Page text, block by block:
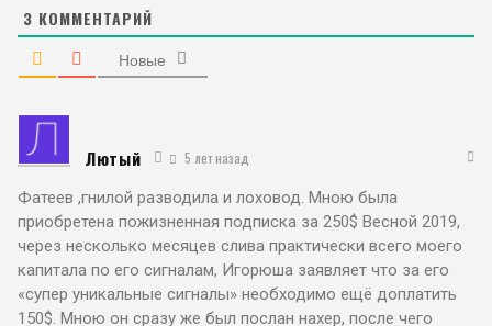
3 КОММЕНТАРИЙ
Новые
Лютый 5 лет назад
Фатеев ,гнилой разводила и лоховод. Мною была
приобретена пожизненная подписка за 250$ Весной 2019,
через несколько месяцев слива практически всего моего
капитала по его сигналам, Игорюша заявляет что за его
«супер уникальные сигналы» необходимо ещё доплатить
150$. Мною он сразу же был послан нахер, после чего